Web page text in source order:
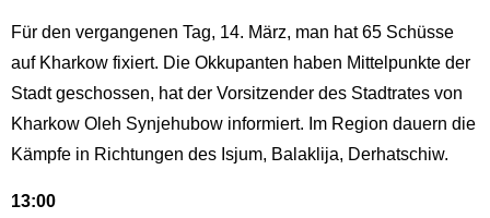
Für den vergangenen Tag, 14. März, man hat 65 Schüsse
auf Kharkow fixiert. Die Okkupanten haben Mittelpunkte der
Stadt geschossen, hat der Vorsitzender des Stadtrates von
Kharkow Oleh Synjehubow informiert. Im Region dauern die
Kämpfe in Richtungen des Isjum, Balaklija, Derhatschiw.
13:00